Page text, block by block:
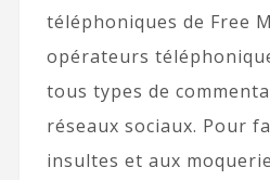
téléphoniques de Free
opérateurs
tous types de
réseaux sociaux. Pour
insultes et aux